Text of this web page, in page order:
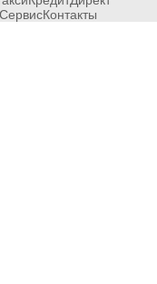
СервисКонтакты